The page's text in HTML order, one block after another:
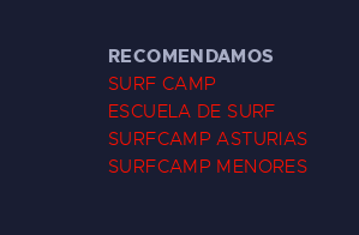
RECOMENDAMOS
SURF CAMP
ESCUELA DE SURF
SURFCAMP ASTURIAS
SURFCAMP MENORES